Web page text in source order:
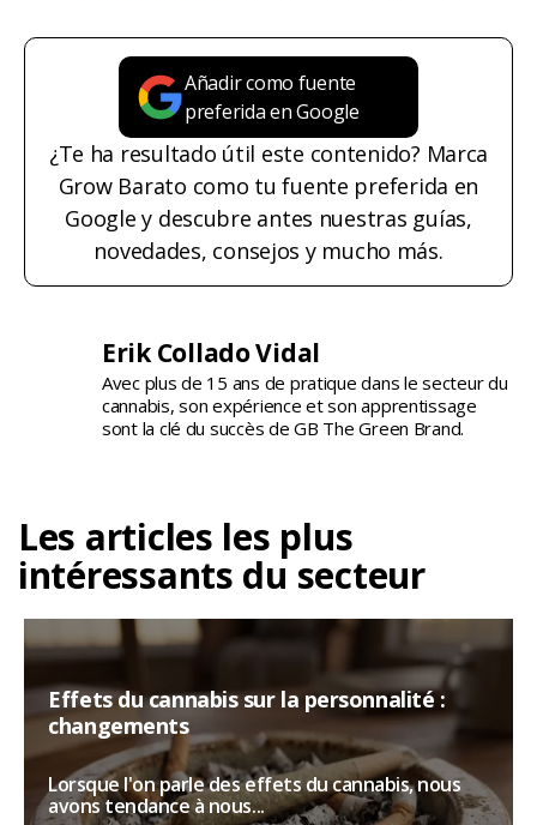
Añadir como fuente
preferida en Google
¿Te ha resultado útil este contenido? Marca
Grow Barato como tu fuente preferida en
Google y descubre antes nuestras guías,
novedades, consejos y mucho más.
Erik Collado Vidal
Avec plus de 15 ans de pratique dans le secteur du
cannabis, son expérience et son apprentissage
sont la clé du succès de GB The Green Brand.
Les articles les plus
intéressants du secteur
Effets du cannabis sur la personnalité :
changements
Lorsque l'on parle des effets du cannabis, nous
avons tendance à nous...